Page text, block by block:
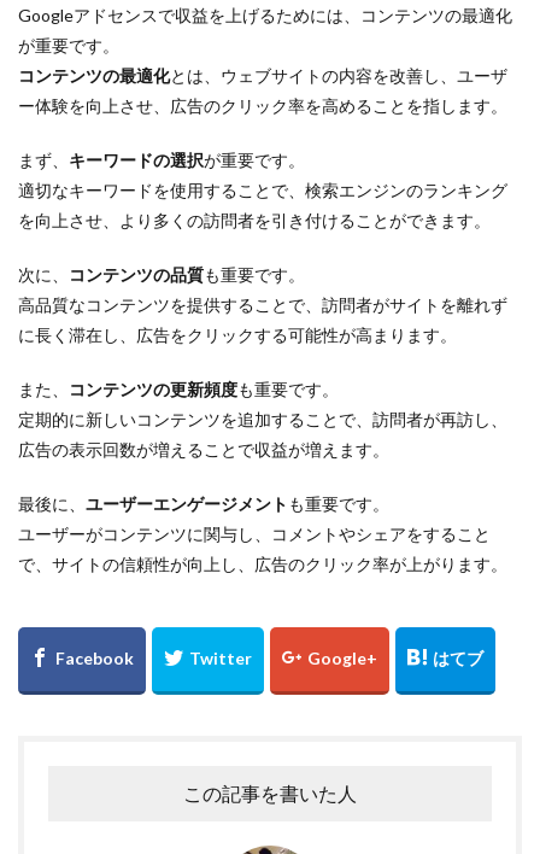
Googleアドセンスで収益を上げるためには、コンテンツの最適化
が重要です。
コンテンツの最適化とは、ウェブサイトの内容を改善し、ユーザ
ー体験を向上させ、広告のクリック率を高めることを指します。
まず、 キーワードの選択が重要です。
適切なキーワードを使用することで、検索エンジンのランキング
を向上させ、より多くの訪問者を引き付けることができます。
次に、 コンテンツの品質も重要です。
高品質なコンテンツを提供することで、訪問者がサイトを離れず
に長く滞在し、広告をクリックする可能性が高まります。
また、 コンテンツの更新頻度も重要です。
定期的に新しいコンテンツを追加することで、訪問者が再訪し、
広告の表示回数が増えることで収益が増えます。
最後に、 ユーザーエンゲージメント も重要です。
ユーザーがコンテンツに関与し、コメントやシェアをすること
で、サイトの信頼性が向上し、広告のクリック率が上がります。
この記事を書いた人